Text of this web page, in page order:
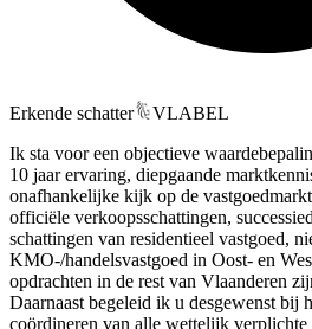
Erkende schatter
VLABEL
Ik sta voor een objectieve
10 jaar ervaring, diepgaande
onafhankelijke kijk op de
officiële verkoopsschattingen,
schattingen van residentieel vastgoed,
KMO-/handelsvastgoed in Oost- en
opdrachten in de rest van Vlaanderen
Daarnaast begeleid ik u desgewenst bij
coördineren van alle wettelijk verplichte